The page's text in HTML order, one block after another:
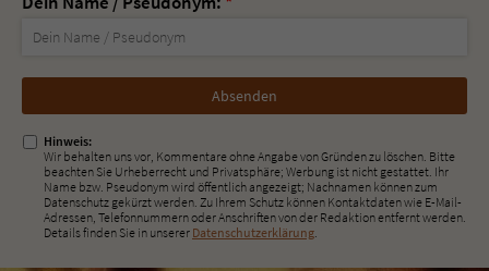
Nicht
ausfüllen!
Hinweis:
Wir behalten uns vor, Kommentare ohne Angabe von Gründen zu löschen. Bitte
beachten Sie Urheberrecht und Privatsphäre; Werbung ist nicht gestattet. Ihr
Name bzw. Pseudonym wird öffentlich angezeigt; Nachnamen können zum
Datenschutz gekürzt werden. Zu Ihrem Schutz können Kontaktdaten wie E-Mail-
Adressen, Telefonnummern oder Anschriften von der Redaktion entfernt werden.
Details finden Sie in unserer Datenschutzerklärung.